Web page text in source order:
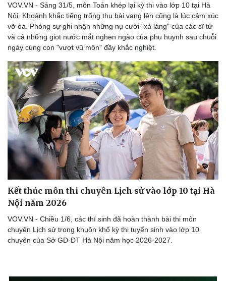
Sản phụ khoa
Nhi khoa
Làm đẹp - giảm cân
Phòng mạch online
Ăn sạch sống khỏe
Tình yêu - Gia đình
VOV.VN - Sáng 31/5, môn Toán khép lại kỳ thi vào lớp 10 tại Hà
Nội. Khoảnh khắc tiếng trống thu bài vang lên cũng là lúc cảm xúc
vỡ òa. Phóng sự ghi nhận những nụ cười "xả láng" của các sĩ tử
và cả những giọt nước mắt nghẹn ngào của phụ huynh sau chuỗi
ngày cùng con "vượt vũ môn" đầy khắc nghiệt.
Kết thúc môn thi chuyên Lịch sử vào lớp 10 tại Hà
Nội năm 2026
VOV.VN - Chiều 1/6, các thí sinh đã hoàn thành bài thi môn
chuyên Lịch sử trong khuôn khổ kỳ thi tuyển sinh vào lớp 10
chuyên của Sở GD-ĐT Hà Nội năm học 2026-2027.